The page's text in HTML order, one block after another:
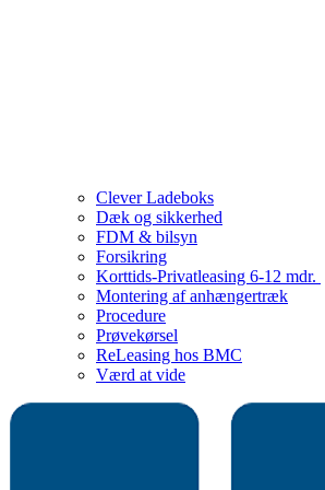
Clever Ladeboks
Dæk og sikkerhed
FDM & bilsyn
Forsikring
Korttids-Privatleasing 6-12 mdr.
Montering af anhængertræk
Procedure
Prøvekørsel
ReLeasing hos BMC
Værd at vide